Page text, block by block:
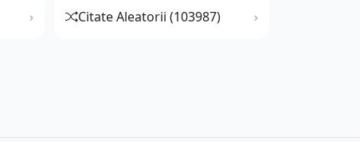
Citate Aleatorii (103987)